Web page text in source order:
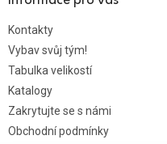
Kontakty
Vybav svůj tým!
Tabulka velikostí
Katalogy
Zakrytujte se s námi
Obchodní podmínky